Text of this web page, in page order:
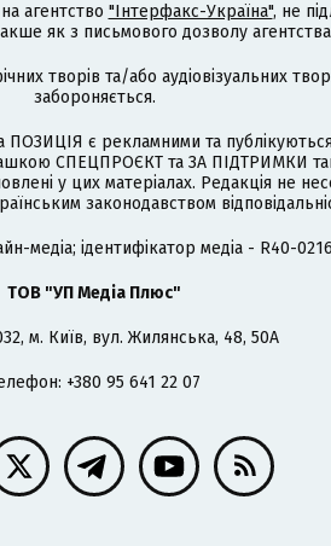
агентство "Інтерфакс-Україна", не
як з письмового дозволу
творів та/або аудіовізуальних
забороняється.
є рекламними та
СПЕЦПРОЄКТ та ЗА ПІДТРИМКИ
у цих матеріалах. Редакція не
законодавством
медіа; ідентифікатор медіа - R40-
ТОВ "УП Медіа Плюс"
м. Київ, вул. Жилянська, 48, 50А
+380 95 641 22 07